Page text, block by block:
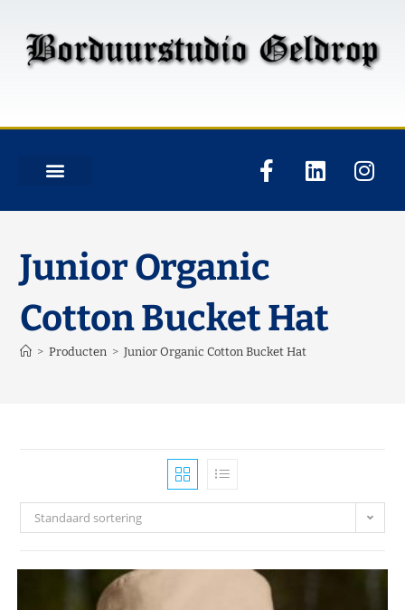
Junior Organic
Cotton Bucket Hat
> Producten > Junior Organic Cotton Bucket Hat
Standaard sortering